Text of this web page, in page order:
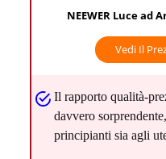
NEEWER Luce ad
Vedi Il
Il rapporto qualità-
davvero
principianti sia agli